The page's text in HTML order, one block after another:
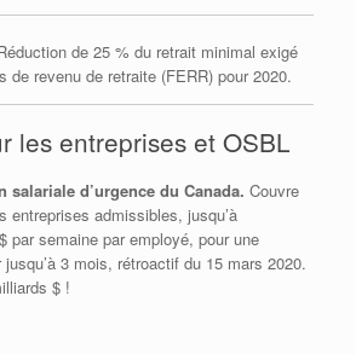
de 25 % du retrait minimal exigé
de revenu de retraite (FERR) pour 2020.
les entreprises et OSBL
salariale d’urgence du Canada. Couvre
entreprises admissibles, jusqu’à
par semaine par employé, pour une
3 mois, rétroactif du 15 mars 2020.
$ !